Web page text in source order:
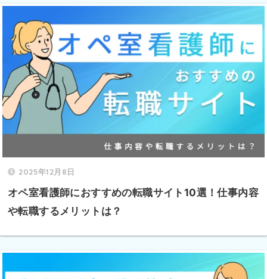
2025年12月8日
オペ室看護師におすすめの転職サイト10選！仕事内容
や転職するメリットは？